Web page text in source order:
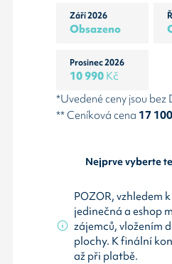
Září 2026
Obsazeno
Prosinec 2026
10 990Kč
*Uvedené ceny jsou bez
** Ceníková cena 17 100
Nejprve vyberte
POZOR, vzhledem
jedinečná a eshop
zájemců, vložením
plochy. K finální
až při platbě.